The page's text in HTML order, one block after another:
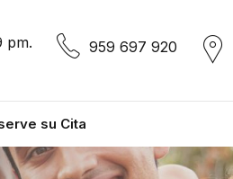
959 697 920
pm.
su Cita